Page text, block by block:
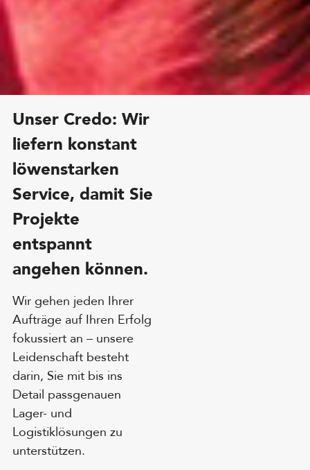
Unser Credo: Wir
liefern konstant
löwenstarken
Service, damit Sie
Projekte
entspannt
angehen können.
Wir gehen jeden Ihrer
Aufträge auf Ihren Erfolg
fokussiert an – unsere
Leidenschaft besteht
darin, Sie mit bis ins
Detail passgenauen
Lager- und
Logistiklösungen zu
unterstützen.